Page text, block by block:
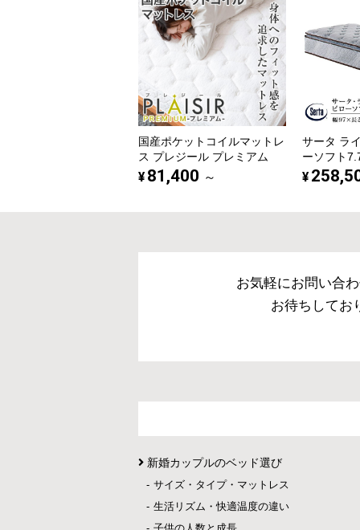
国産ポケットコイルマットレ
ス プレジール プレミアム
¥ 81,400 ～
サータ ラ
ーソフト
¥
お気軽にお問い合わ
お待ちしてお
新婚カップルのベッド選び
サイズ・タイプ・マットレス
生活リズム・快適温度の違い